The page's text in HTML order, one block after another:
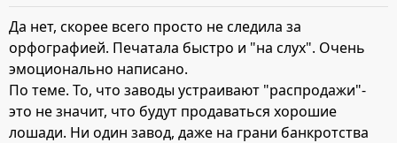
Да нет, скорее всего просто не следила за
орфографией. Печатала быстро и "на слух". Очень
эмоционально написано.
По теме. То, что заводы устраивают "распродажи"-
это не значит, что будут продаваться хорошие
лошади. Ни один завод, даже на грани банкротства